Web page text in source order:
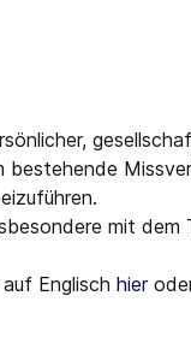
mit
Englisch hier